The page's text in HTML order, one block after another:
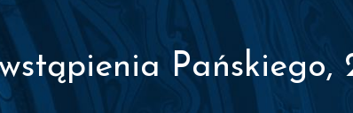
Pańskiego,